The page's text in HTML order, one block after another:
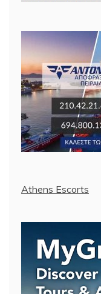
Athens Escorts